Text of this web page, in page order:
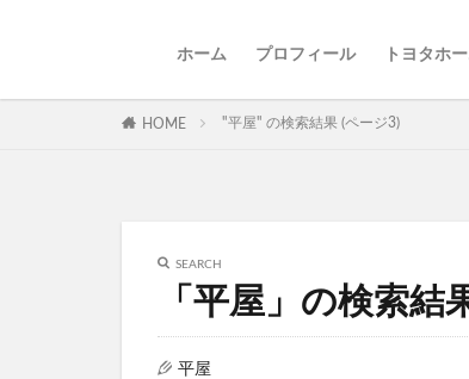
ホーム プロフィール トヨタホ
HOME "平屋" の検索結果 (ページ3)
SEARCH
「平屋」の検索結
平屋